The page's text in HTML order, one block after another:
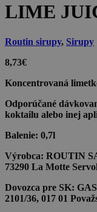
LIME
Routin sirupy, Sirupy
8,73€
Koncentrovaná
Odporúčané
koktailu alebo inej
Balenie: 0,7l
Výrobca: ROUTIN
73290 La Motte
Dovozca pre SK:
2101/36, 017 01